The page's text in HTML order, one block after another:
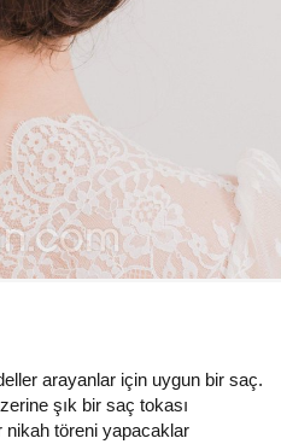
arayanlar için uygun bir saç.
şık bir saç tokası
töreni yapacaklar